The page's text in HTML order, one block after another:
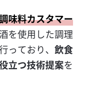
味料カスタマー
を使用した調理
っており、飲食
立つ技術提案を